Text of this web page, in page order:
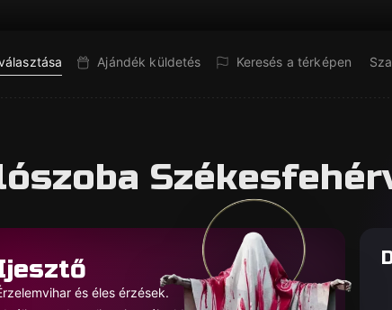
Ajándék küldetés Keresés a térképen
és éles érzések.